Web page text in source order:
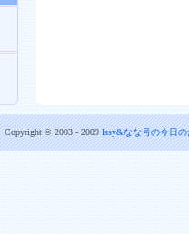
Copyright © 2003 - 2009 Issy&なな号の今日